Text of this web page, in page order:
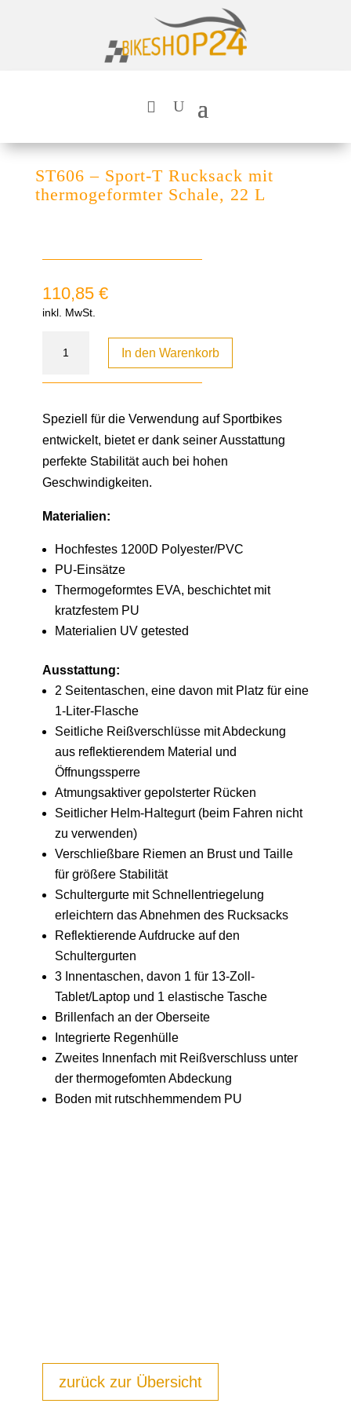
ST606 – Sport-T Rucksack mit
thermogeformter Schale, 22 L
110,85 €
inkl. MwSt.
In den Warenkorb
Speziell für die Verwendung auf Sportbikes
entwickelt, bietet er dank seiner Ausstattung
perfekte Stabilität auch bei hohen
Geschwindigkeiten.
Materialien:
Hochfestes 1200D Polyester/PVC
PU-Einsätze
Thermogeformtes EVA, beschichtet mit
kratzfestem PU
Materialien UV getested
Ausstattung:
2 Seitentaschen, eine davon mit Platz für eine
1-Liter-Flasche
Seitliche Reißverschlüsse mit Abdeckung
aus reflektierendem Material und
Öffnungssperre
Atmungsaktiver gepolsterter Rücken
Seitlicher Helm-Haltegurt (beim Fahren nicht
zu verwenden)
Verschließbare Riemen an Brust und Taille
für größere Stabilität
Schultergurte mit Schnellentriegelung
erleichtern das Abnehmen des Rucksacks
Reflektierende Aufdrucke auf den
Schultergurten
3 Innentaschen, davon 1 für 13-Zoll-
Tablet/Laptop und 1 elastische Tasche
Brillenfach an der Oberseite
Integrierte Regenhülle
Zweites Innenfach mit Reißverschluss unter
der thermogefomten Abdeckung
Boden mit rutschhemmendem PU
zurück zur Übersicht